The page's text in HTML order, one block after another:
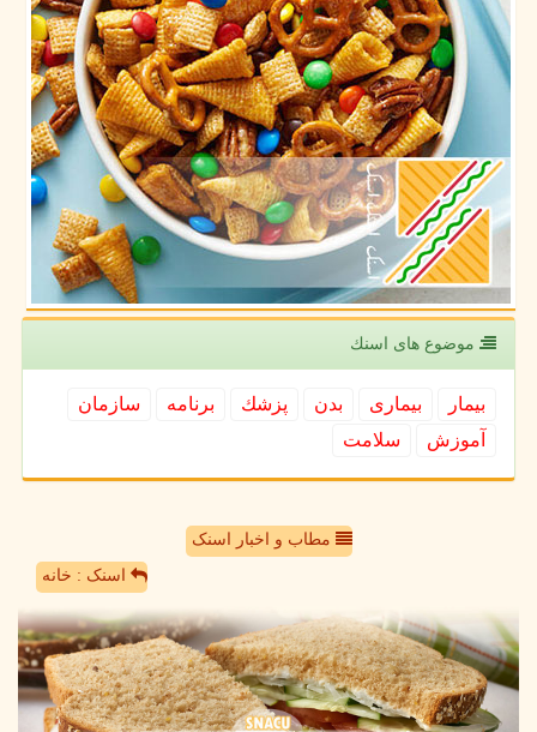
موضوع های اسنك
بیمار بیماری بدن پزشك برنامه
سازمان
آموزش
سلامت
مطاب و اخبار اسنک
اسنک : خانه